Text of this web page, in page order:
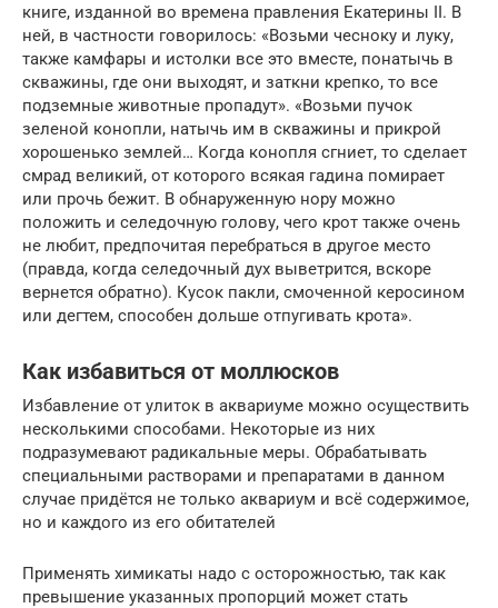
книге, изданной во времена правления Екатерины II. В
ней, в частности говорилось: «Возьми чесноку и луку,
также камфары и истолки все это вместе, понатычь в
скважины, где они выходят, и заткни крепко, то все
подземные животные пропадут». «Возьми пучок
зеленой конопли, натычь им в скважины и прикрой
хорошенько землей… Когда конопля сгниет, то сделает
смрад великий, от которого всякая гадина помирает
или прочь бежит. В обнаруженную нору можно
положить и селедочную голову, чего крот также очень
не любит, предпочитая перебраться в другое место
(правда, когда селедочный дух выветрится, вскоре
вернется обратно). Кусок пакли, смоченной керосином
или дегтем, способен дольше отпугивать крота».
Как избавиться от моллюсков
Избавление от улиток в аквариуме можно осуществить
несколькими способами. Некоторые из них
подразумевают радикальные меры. Обрабатывать
специальными растворами и препаратами в данном
случае придётся не только аквариум и всё содержимое,
но и каждого из его обитателей
Применять химикаты надо с осторожностью, так как
превышение указанных пропорций может стать